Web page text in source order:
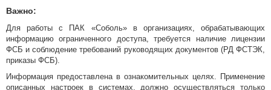
Важно:
Для работы с ПАК «Соболь» в организациях, обрабатывающих
информацию ограниченного доступа, требуется наличие лицензии
ФСБ и соблюдение требований руководящих документов (РД ФСТЭК,
приказы ФСБ).
Информация предоставлена в ознакомительных целях. Применение
описанных настроек в системах, должно осуществляться только